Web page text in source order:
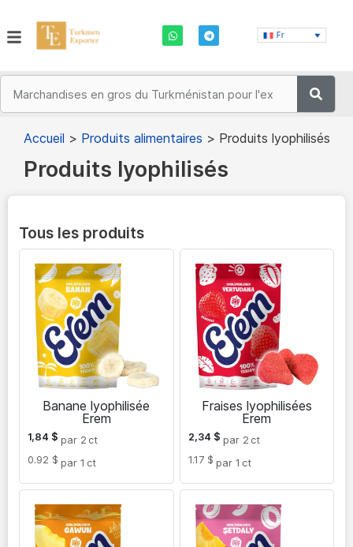
Fr
Accueil > Produits alimentaires > Produits lyophilisés
Produits lyophilisés
Tous les produits
Banane lyophilisée
Erem
1,84 $ par 2 ct
0.92 $ par 1 ct
Fraises lyophilisées
Erem
2,34 $ par 2 ct
1.17 $ par 1 ct